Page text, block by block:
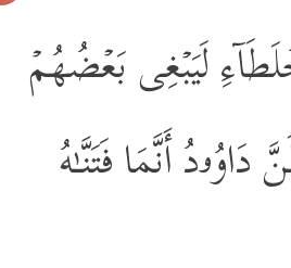
لَیَبۡغِی بَعۡضُهُمۡ
أَنَّمَا فَتَنَّـٰهُ